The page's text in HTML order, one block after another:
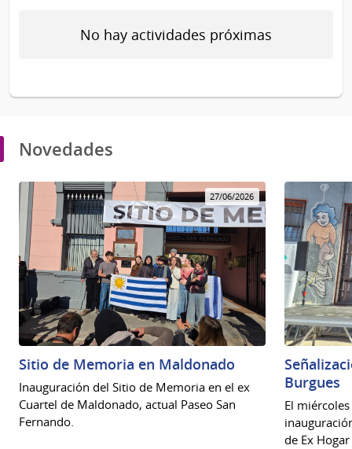
No hay actividades próximas
Novedades
27/06/2026
Sitio de Memoria en Maldonado
Inauguración del Sitio de Memoria en el ex
Cuartel de Maldonado, actual Paseo San
Fernando.
Burgues
El
de Ex